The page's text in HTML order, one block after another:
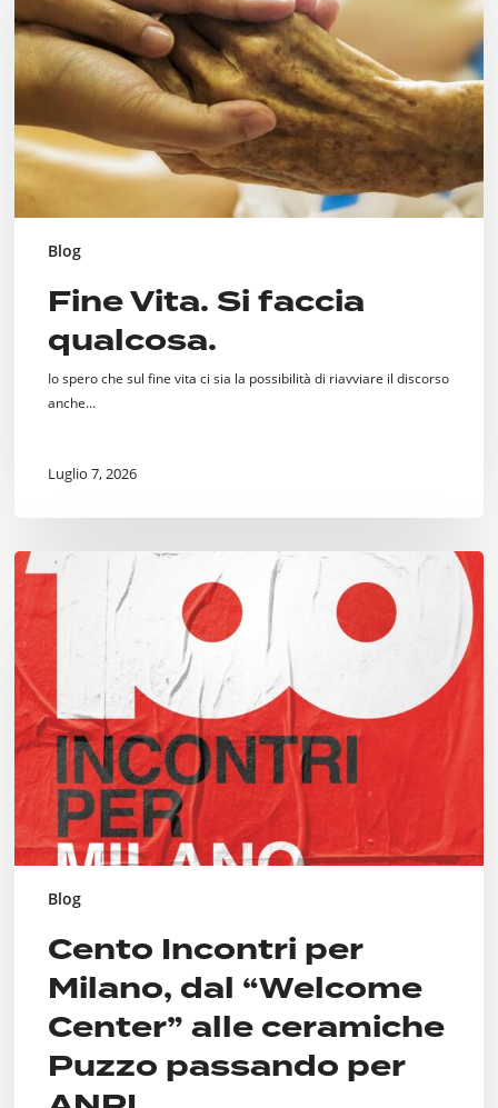
Blog
qualcosa.
Fine Vita. Si faccia
qualcosa.
Io spero che sul fine vita ci sia la possibilità di riavviare il discorso
anche…
Luglio 7, 2026
Blog
Cento
per
dal
“Welcome
Center”
alle
ceramiche
passando
per
ANPI
Cento Incontri per
Milano, dal “Welcome
Center” alle ceramiche
Puzzo passando per